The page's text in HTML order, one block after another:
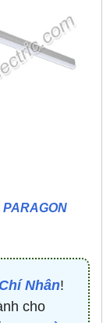
Nhân!
cho